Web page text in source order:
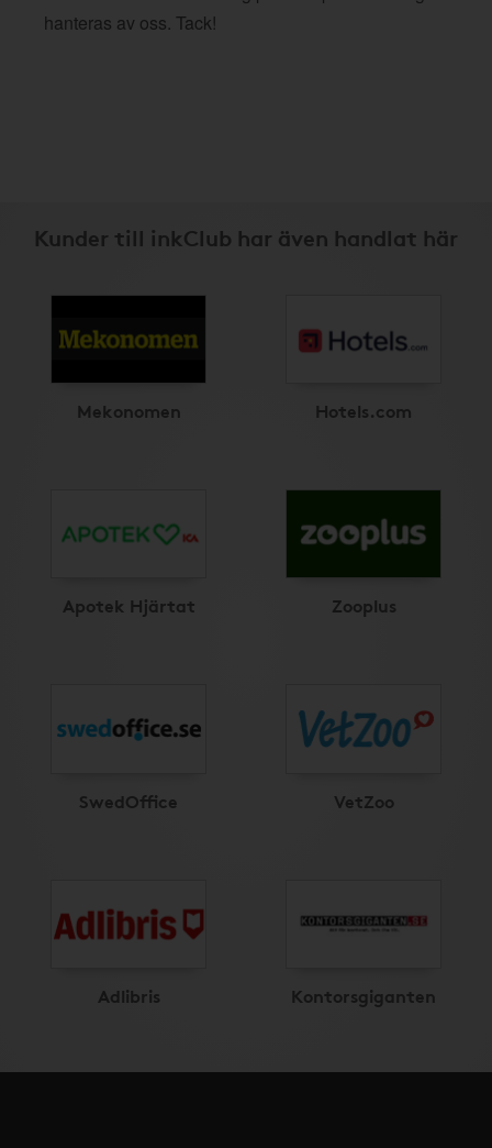
hanteras av oss. Tack!
Kunder till inkClub har även handlat här
Mekonomen Hotels.com
Apotek Hjärtat Zooplus
SwedOffice VetZoo
Adlibris Kontorsgiganten